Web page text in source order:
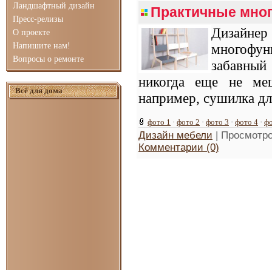
Ландшафтный дизайн
Пресс-релизы
О проекте
Напишите нам!
Вопросы о ремонте
Всё для дома
Практичные
никогда еще не
например, сушилка
фото 1 · фото 2 · фото 3 · фото 4 ·
Дизайн мебели |
Комментарии (0)